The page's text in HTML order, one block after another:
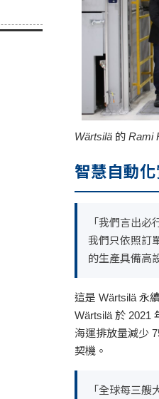
Wärtsilä 的 Rami
智慧自動
「我們言出
我們只依照訂
的生產具備高
這是 Wärtsilä 永
Wärtsilä 於 2021
海運排放量減少
契機。
「全球每三艘